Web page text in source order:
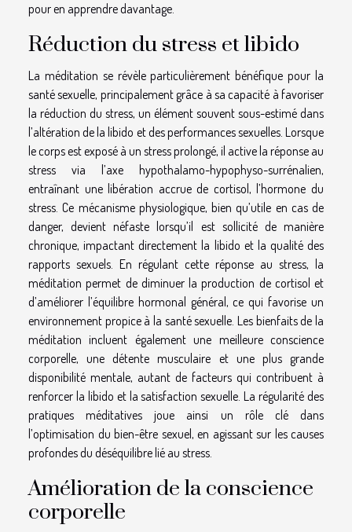
pour en apprendre davantage.
Réduction du stress et libido
La méditation se révèle particulièrement bénéfique pour la
santé sexuelle, principalement grâce à sa capacité à favoriser
la réduction du stress, un élément souvent sous-estimé dans
l’altération de la libido et des performances sexuelles. Lorsque
le corps est exposé à un stress prolongé, il active la réponse au
stress via l’axe hypothalamo-hypophyso-surrénalien,
entraînant une libération accrue de cortisol, l’hormone du
stress. Ce mécanisme physiologique, bien qu’utile en cas de
danger, devient néfaste lorsqu’il est sollicité de manière
chronique, impactant directement la libido et la qualité des
rapports sexuels. En régulant cette réponse au stress, la
méditation permet de diminuer la production de cortisol et
d’améliorer l’équilibre hormonal général, ce qui favorise un
environnement propice à la santé sexuelle. Les bienfaits de la
méditation incluent également une meilleure conscience
corporelle, une détente musculaire et une plus grande
disponibilité mentale, autant de facteurs qui contribuent à
renforcer la libido et la satisfaction sexuelle. La régularité des
pratiques méditatives joue ainsi un rôle clé dans
l’optimisation du bien-être sexuel, en agissant sur les causes
profondes du déséquilibre lié au stress.
Amélioration de la conscience
corporelle